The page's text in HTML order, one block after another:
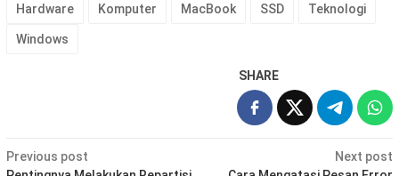
Hardware Komputer MacBook SSD Teknologi
Windows
SHARE
Post
Previous post
Next post